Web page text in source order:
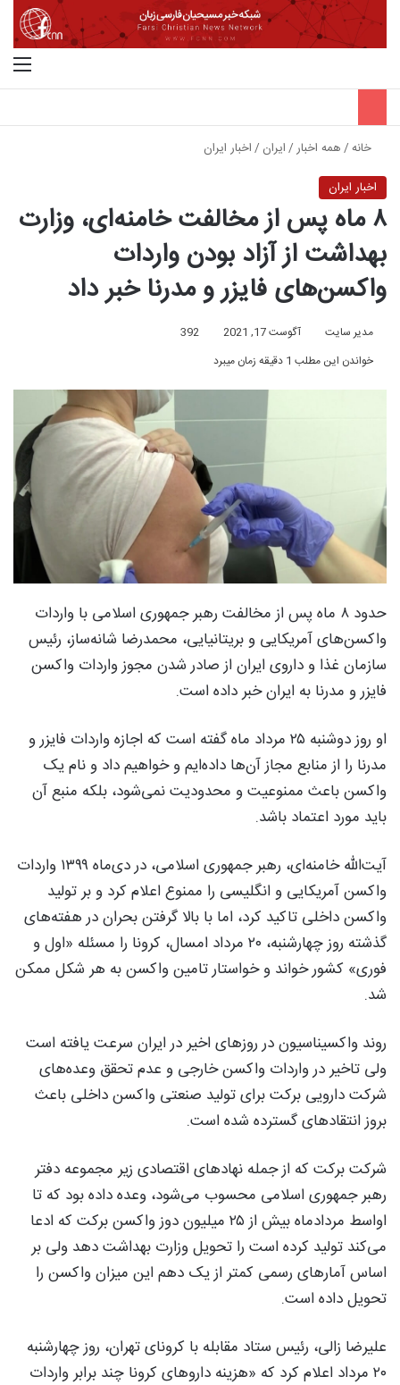
خانه/همه اخبار/ایران /اخبار ایران
اخبار ایران
۸ ماه پس از مخالفت خامنه‌ای، وزارت
بهداشت از آزاد بودن واردات
واکسن‌های فایزر و مدرنا خبر داد
مدیر سایت آگوست 17, 2021
392
خواندن این مطلب 1 دقیقه زمان میبرد
حدود ۸ ماه پس از مخالفت رهبر جمهوری اسلامی با واردات
واکسن‌های آمریکایی و بریتانیایی، محمدرضا شانه‌ساز، رئیس
سازمان غذا و داروی ایران از صادر شدن مجوز واردات واکسن‌
فایزر و مدرنا به ایران خبر داده است.
او روز دوشنبه ۲۵ مرداد ماه گفته است که اجازه واردات فایزر و
مدرنا را از منابع مجاز آن‌ها داده‌ایم و خواهیم داد و نام یک
واکسن باعث ممنوعیت و محدودیت نمی‌شود، بلکه منبع آن
باید مورد اعتماد باشد.
آیت‌الله خامنه‌ای، رهبر جمهوری اسلامی، در دی‌ماه ۱۳۹۹ واردات
واکسن آمریکایی و انگلیسی را ممنوع اعلام کرد و بر تولید
واکسن داخلی تاکید کرد، اما با بالا گرفتن بحران در هفته‌های
گذشته روز چهارشنبه، ۲۰ مرداد امسال، کرونا را مسئله «اول و
فوری» کشور خواند و خواستار تامین واکسن به هر شکل ممکن
شد.
روند واکسیناسیون در روزهای اخیر در ایران سرعت یافته است
ولی تاخیر در واردات واکسن خارجی و عدم تحقق وعده‌های
شرکت دارویی برکت برای تولید صنعتی واکسن داخلی باعث
بروز انتقادهای گسترده شده است.
شرکت برکت که از جمله نهادهای اقتصادی زیر مجموعه دفتر
رهبر جمهوری اسلامی محسوب می‌شود، وعده داده بود که تا
اواسط مردادماه بیش از ۲۵ میلیون دوز واکسن برکت که ادعا
می‌کند تولید کرده است را تحویل وزارت بهداشت دهد ولی بر
اساس آمارهای رسمی کمتر از یک دهم این میزان واکسن را
تحویل داده است.
علیرضا زالی، رئیس ستاد مقابله با کرونای تهران، روز چهارشنبه
۲۰ مرداد اعلام کرد که «هزینه داروهای کرونا چند برابر واردات